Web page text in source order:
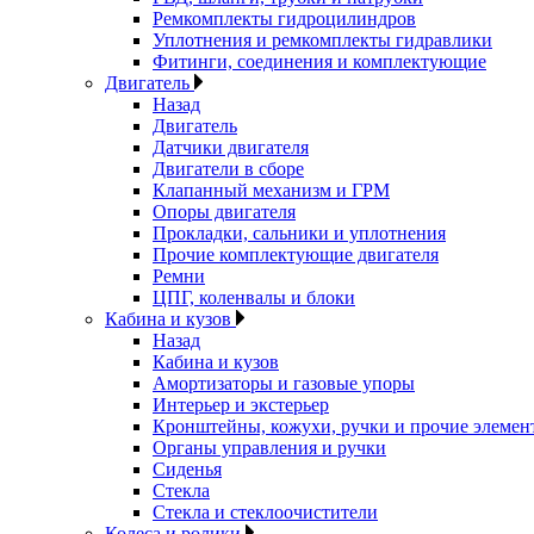
Ремкомплекты гидроцилиндров
Уплотнения и ремкомплекты гидравлики
Фитинги, соединения и комплектующие
Двигатель
Назад
Двигатель
Датчики двигателя
Двигатели в сборе
Клапанный механизм и ГРМ
Опоры двигателя
Прокладки, сальники и уплотнения
Прочие комплектующие двигателя
Ремни
ЦПГ, коленвалы и блоки
Кабина и кузов
Назад
Кабина и кузов
Амортизаторы и газовые упоры
Интерьер и экстерьер
Кронштейны, кожухи, ручки и прочие
Органы управления и ручки
Сиденья
Стекла
Стекла и стеклоочистители